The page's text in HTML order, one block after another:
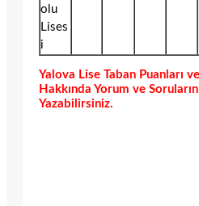
olu
Lises
i
Yalova Lise Taban Puanları
Hakkında Yorum ve
Yazabilirsiniz.